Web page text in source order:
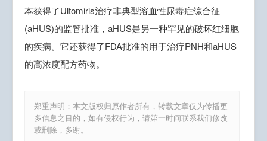
本获得了Ultomiris治疗非典型溶血性尿毒症综合征
(aHUS)的监管批准，aHUS是另一种罕见的破坏红细胞
的疾病。它还获得了FDA批准的用于治疗PNH和aHUS
的高浓度配方药物。
郑重声明：本文版权归原作者所有，转载文章仅为传播更
多信息之目的，如有侵权行为，请第一时间联系我们修改
或删除，多谢。